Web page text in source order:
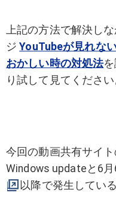
上記の方法で解決し
ジYouTubeが見れな
おかしい時の対処法
り試して見てください
今回の動画共有サイ
Windows updateと6
以降で発生してい